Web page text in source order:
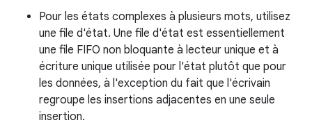
Pour les états complexes à plusieurs mots, utilisez
une file d'état. Une file d'état est essentiellement
une file FIFO non bloquante à lecteur unique et à
écriture unique utilisée pour l'état plutôt que pour
les données, à l'exception du fait que l'écrivain
regroupe les insertions adjacentes en une seule
insertion.